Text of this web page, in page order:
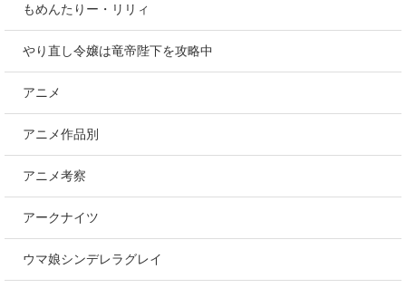
もめんたりー・リリィ
やり直し令嬢は竜帝陛下を攻略中
アニメ
アニメ作品別
アニメ考察
アークナイツ
ウマ娘シンデレラグレイ